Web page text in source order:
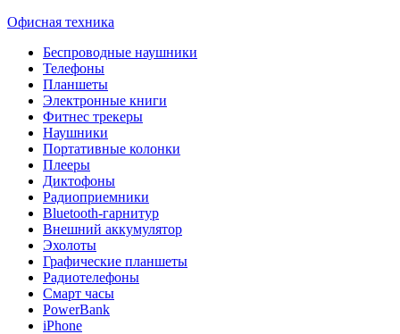
Офисная техника
Беспроводные наушники
Телефоны
Планшеты
Электронные книги
Фитнес трекеры
Наушники
Портативные колонки
Плееры
Диктофоны
Радиоприемники
Bluetooth-гарнитур
Внешний аккумулятор
Эхолоты
Графические планшеты
Радиотелефоны
Смарт часы
PowerBank
iPhone